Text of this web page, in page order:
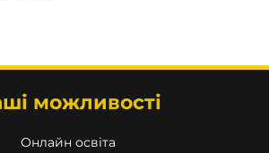
можливості
Онлайн освіта